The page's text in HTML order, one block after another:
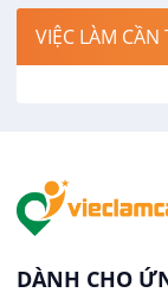
Điện / Điện tử /
Hàng hải /
In ấn / Xuất bản
Kế toán
Việc làm tại Cái
Việc làm tại An
VIỆC LÀM
DÀNH CHO